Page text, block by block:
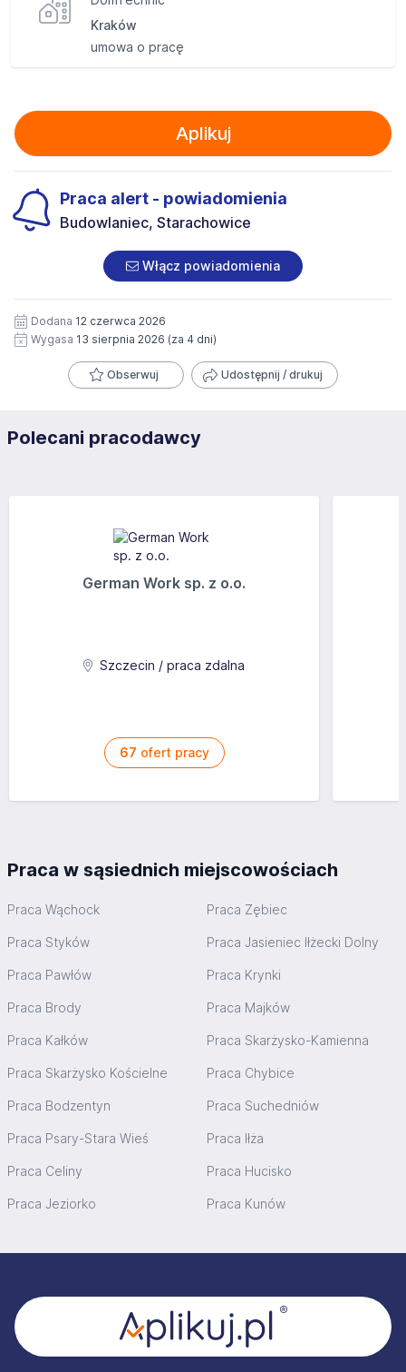
Kraków
umowa o pracę
Aplikuj
Praca alert - powiadomienia
Budowlaniec, Starachowice
Włącz powiadomienia
Dodana 12 czerwca 2026
Wygasa 13 sierpnia 2026 (za 4 dni)
Obserwuj Udostępnij / drukuj
Polecani pracodawcy
German Work sp. z o.o.
Szczecin / praca zdalna
67 ofert pracy
Praca w sąsiednich miejscowościach
Praca Wąchock Praca Zębiec
Praca Styków Praca Jasieniec Iłżecki Dolny
Praca Pawłów Praca Krynki
Praca Brody Praca Majków
Praca Kałków Praca Skarżysko-Kamienna
Praca Skarżysko Kościelne Praca Chybice
Praca Bodzentyn Praca Suchedniów
Praca Psary-Stara Wieś Praca Iłża
Praca Celiny Praca Hucisko
Praca Jeziorko Praca Kunów